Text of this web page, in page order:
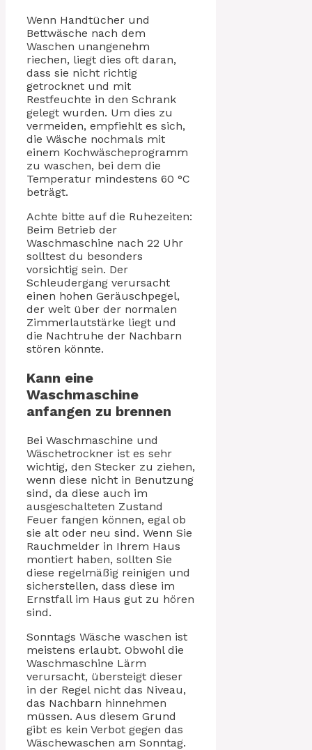
Wenn Handtücher und
Bettwäsche nach dem
Waschen unangenehm
riechen, liegt dies oft daran,
dass sie nicht richtig
getrocknet und mit
Restfeuchte in den Schrank
gelegt wurden. Um dies zu
vermeiden, empfiehlt es sich,
die Wäsche nochmals mit
einem Kochwäscheprogramm
zu waschen, bei dem die
Temperatur mindestens 60 °C
beträgt.
Achte bitte auf die Ruhezeiten:
Beim Betrieb der
Waschmaschine nach 22 Uhr
solltest du besonders
vorsichtig sein. Der
Schleudergang verursacht
einen hohen Geräuschpegel,
der weit über der normalen
Zimmerlautstärke liegt und
die Nachtruhe der Nachbarn
stören könnte.
Kann eine
Waschmaschine
anfangen zu brennen
Bei Waschmaschine und
Wäschetrockner ist es sehr
wichtig, den Stecker zu ziehen,
wenn diese nicht in Benutzung
sind, da diese auch im
ausgeschalteten Zustand
Feuer fangen können, egal ob
sie alt oder neu sind. Wenn Sie
Rauchmelder in Ihrem Haus
montiert haben, sollten Sie
diese regelmäßig reinigen und
sicherstellen, dass diese im
Ernstfall im Haus gut zu hören
sind.
Sonntags Wäsche waschen ist
meistens erlaubt. Obwohl die
Waschmaschine Lärm
verursacht, übersteigt dieser
in der Regel nicht das Niveau,
das Nachbarn hinnehmen
müssen. Aus diesem Grund
gibt es kein Verbot gegen das
Wäschewaschen am Sonntag.